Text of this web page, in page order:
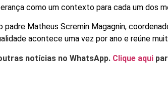
como um contexto para cada um dos
padre Matheus Scremin Magagnin,
acontece uma vez por ano e reúne
notícias no WhatsApp. Clique aqui